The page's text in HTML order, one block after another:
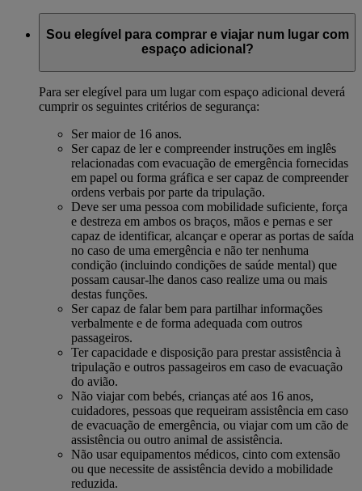
Sou elegível para comprar e viajar num lugar com
espaço adicional?
Para ser elegível para um lugar com espaço adicional deverá
cumprir os seguintes critérios de segurança:
Ser maior de 16 anos.
Ser capaz de ler e compreender instruções em inglês
relacionadas com evacuação de emergência fornecidas
em papel ou forma gráfica e ser capaz de compreender
ordens verbais por parte da tripulação.
Deve ser uma pessoa com mobilidade suficiente, força
e destreza em ambos os braços, mãos e pernas e ser
capaz de identificar, alcançar e operar as portas de saída
no caso de uma emergência e não ter nenhuma
condição (incluindo condições de saúde mental) que
possam causar-lhe danos caso realize uma ou mais
destas funções.
Ser capaz de falar bem para partilhar informações
verbalmente e de forma adequada com outros
passageiros.
Ter capacidade e disposição para prestar assistência à
tripulação e outros passageiros em caso de evacuação
do avião.
Não viajar com bebés, crianças até aos 16 anos,
cuidadores, pessoas que requeiram assistência em caso
de evacuação de emergência, ou viajar com um cão de
assistência ou outro animal de assistência.
Não usar equipamentos médicos, cinto com extensão
ou que necessite de assistência devido a mobilidade
reduzida.